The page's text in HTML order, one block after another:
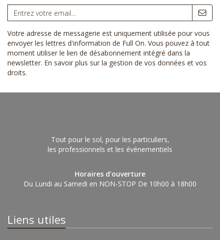
Votre adresse de messagerie est uniquement utilisée pour vous
envoyer les lettres d'information de Full On. Vous pouvez à tout
moment utiliser le lien de désabonnement intégré dans la
newsletter. En savoir plus sur la gestion de vos données et vos
droits.
Tout pour le sol, pour les particuliers,
les professionnels et les événementiels
Horaires d'ouverture
Du Lundi au Samedi en NON-STOP De 10h00 à 18h00
Liens utiles